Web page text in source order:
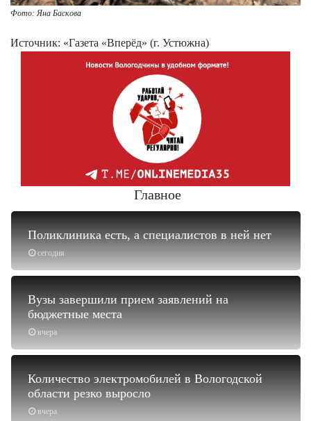
Фото: Яна Баскова
Источник: «Газета «Вперёд» (г. Устюжна)
Главное
сегодня
Поликлиника есть, а специалистов в ней нет
вчера
Вузы завершили прием заявлений на
бюджетные места
вчера
Количество электромобилей в Вологодской
области резко выросло